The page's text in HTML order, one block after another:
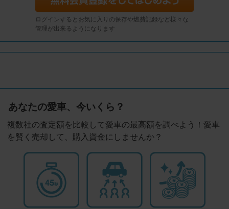
ログインするとお気に入りの保存や燃費記録など様々な
管理が出来るようになります
あなたの愛車、今いくら？
複数社の査定額を比較して愛車の最高額を調べよう！愛車
を賢く売却して、購入資金にしませんか？